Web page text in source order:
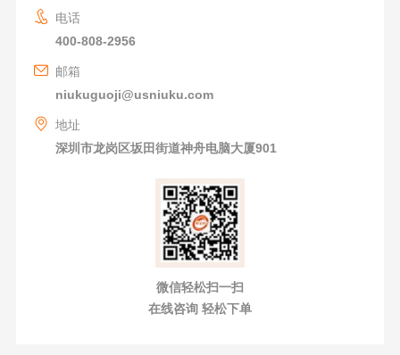
电话
400-808-2956
邮箱
niukuguoji@usniuku.com
地址
深圳市龙岗区坂田街道神舟电脑大厦901
微信轻松扫一扫
在线咨询 轻松下单